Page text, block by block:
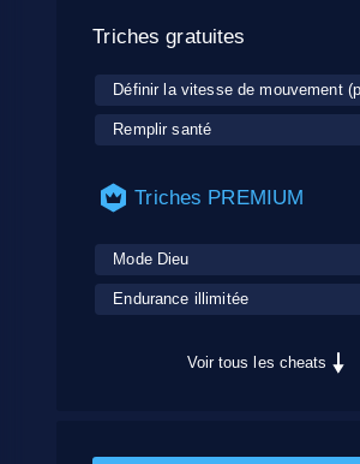
Triches gratuites
Définir la vitesse de mouvement
Remplir santé
Triches PREMIUM
Mode Dieu
Endurance illimitée
Voir tous les cheats